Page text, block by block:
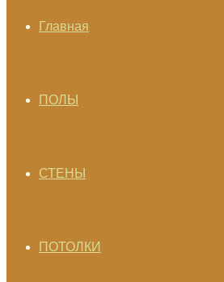
Главная
ПОЛЫ
СТЕНЫ
ПОТОЛКИ